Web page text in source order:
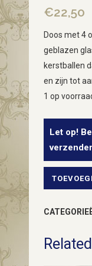
€22,50
Doos met 4
geblazen
kerstballen
en zijn tot
1 op
Let op!
Doos
ronde